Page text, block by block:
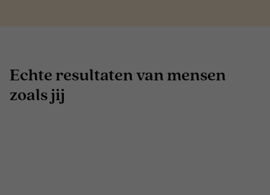
Echte resultaten van mensen
zoals jij